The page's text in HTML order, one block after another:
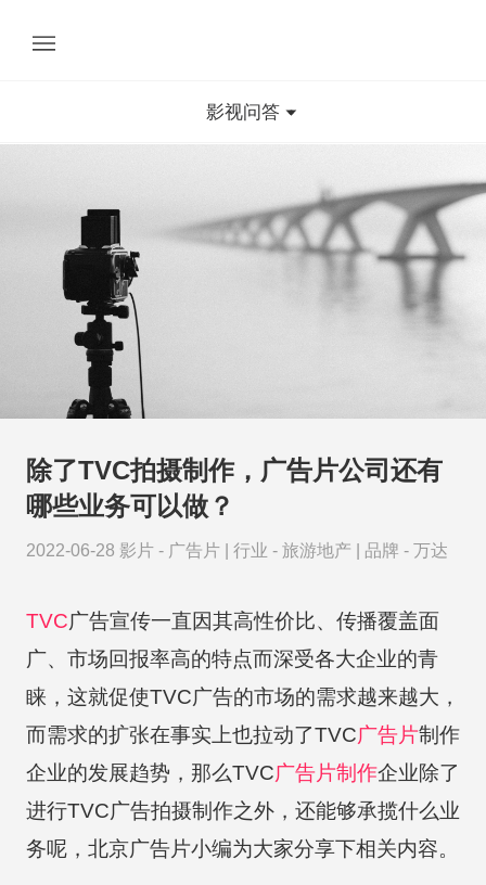
影视问答
除了TVC拍摄制作，广告片公司还有
哪些业务可以做？
2022-06-28 影片 - 广告片 行业 - 旅游地产 品牌 - 万达
TVC广告宣传一直因其高性价比、传播覆盖面
广、市场回报率高的特点而深受各大企业的青
睐，这就促使TVC广告的市场的需求越来越大，
而需求的扩张在事实上也拉动了TVC广告片制作
企业的发展趋势，那么TVC广告片制作企业除了
进行TVC广告拍摄制作之外，还能够承揽什么业
务呢，北京广告片小编为大家分享下相关内容。